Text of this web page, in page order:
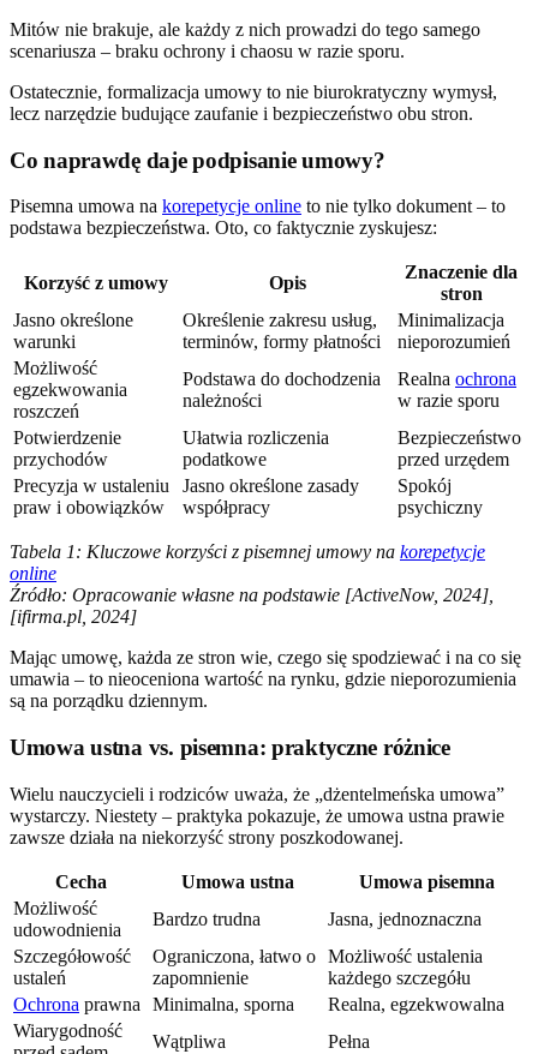
Mitów nie brakuje, ale każdy z nich prowadzi do tego samego
scenariusza – braku ochrony i chaosu w razie sporu.
Ostatecznie, formalizacja umowy to nie biurokratyczny wymysł,
lecz narzędzie budujące zaufanie i bezpieczeństwo obu stron.
Co naprawdę daje podpisanie umowy?
Pisemna umowa na korepetycje online to nie tylko dokument – to
podstawa bezpieczeństwa. Oto, co faktycznie zyskujesz:
Korzyść z umowy Opis
Znaczenie dla
stron
Jasno określone
warunki
Określenie zakresu usług,
terminów, formy płatności
Minimalizacja
nieporozumień
Możliwość
egzekwowania
roszczeń
Podstawa do dochodzenia
należności
Realna ochrona
w razie sporu
Potwierdzenie
przychodów
Ułatwia rozliczenia
podatkowe
Bezpieczeństwo
przed urzędem
Precyzja w ustaleniu
praw i obowiązków
Jasno określone zasady
współpracy
Spokój
psychiczny
Tabela 1: Kluczowe korzyści z pisemnej umowy na korepetycje
online
Źródło: Opracowanie własne na podstawie [ActiveNow, 2024],
[ifirma.pl, 2024]
Mając umowę, każda ze stron wie, czego się spodziewać i na co się
umawia – to nieoceniona wartość na rynku, gdzie nieporozumienia
są na porządku dziennym.
Umowa ustna vs. pisemna: praktyczne różnice
Wielu nauczycieli i rodziców uważa, że „dżentelmeńska umowa”
wystarczy. Niestety – praktyka pokazuje, że umowa ustna prawie
zawsze działa na niekorzyść strony poszkodowanej.
Cecha Umowa ustna
Umowa pisemna
Możliwość
udowodnienia
Bardzo trudna
Jasna, jednoznaczna
Szczegółowość
ustaleń
Ograniczona, łatwo o
zapomnienie
Możliwość ustalenia
każdego szczegółu
Ochrona prawna Minimalna, sporna
Realna, egzekwowalna
Wiarygodność
Wątpliwa Pełna